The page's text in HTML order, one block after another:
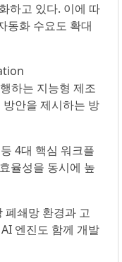
하고 있다. 이에 따
동화 수요도 확대
하는 지능형 제조
안을 제시하는 방
4대 핵심 워크플
율성을 동시에 높
폐쇄망 환경과 고
엔진도 함께 개발